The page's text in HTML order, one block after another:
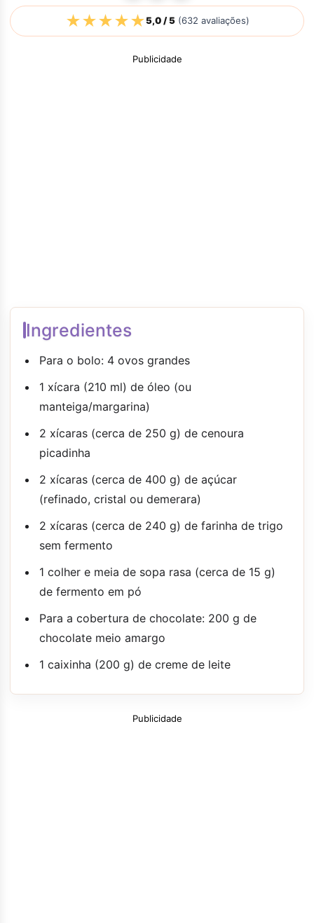
★★★★★5,0/ 5(632 avaliações)
Publicidade
Ingredientes
Para o bolo: 4 ovos grandes
1 xícara (210 ml) de óleo (ou
manteiga/margarina)
2 xícaras (cerca de 250 g) de cenoura
picadinha
2 xícaras (cerca de 400 g) de açúcar
(refinado, cristal ou demerara)
2 xícaras (cerca de 240 g) de farinha de trigo
sem fermento
1 colher e meia de sopa rasa (cerca de 15 g)
de fermento em pó
Para a cobertura de chocolate: 200 g de
chocolate meio amargo
1 caixinha (200 g) de creme de leite
Publicidade